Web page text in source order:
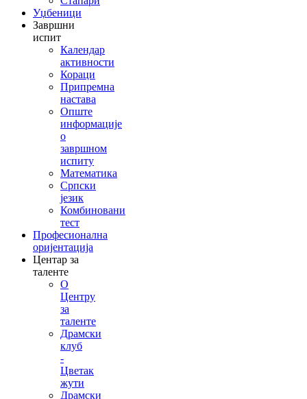
Уџбеници
Завршни
испит
Календар
активности
Кораци
Припремна
настава
Опште
информације
о
завршном
испиту
Математика
Српски
језик
Комбиновани
тест
Професионална
оријентација
Центар за
таленте
О
Центру
за
таленте
Драмски
клуб
-
Цветак
жути
Драмски